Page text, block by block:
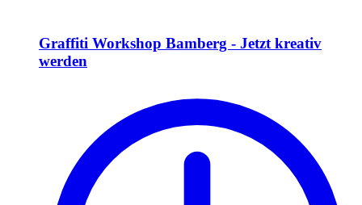
Graffiti Workshop Bamberg - Jetzt kreativ
werden